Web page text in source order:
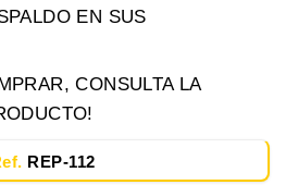
EN SUS
CONSULTA LA
REP-112